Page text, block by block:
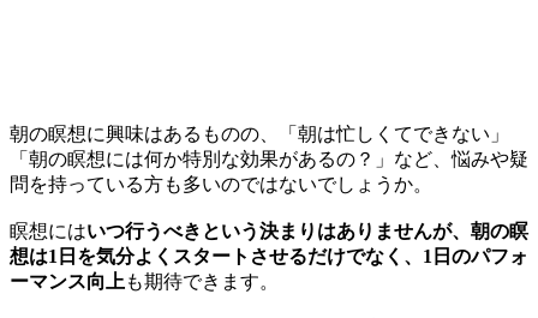
朝の瞑想に興味はあるものの、「朝は忙しくてできない」
「朝の瞑想には何か特別な効果があるの？」など、悩みや疑
問を持っている方も多いのではないでしょうか。
瞑想にはいつ行うべきという決まりはありませんが、朝の瞑
想は1日を気分よくスタートさせるだけでなく、1日のパフォ
ーマンス向上 も期待できます。